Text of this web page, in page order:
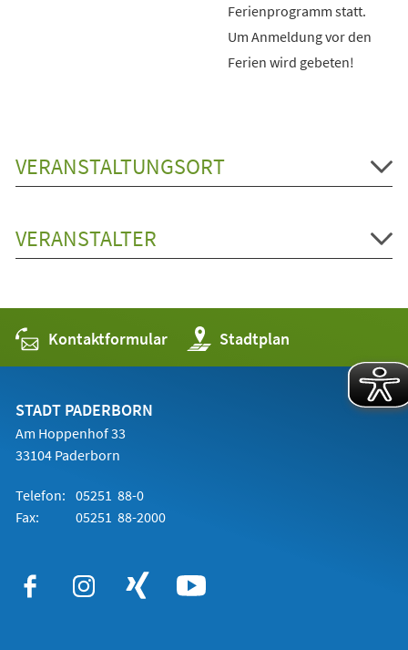
Ferienprogramm statt.
Um Anmeldung vor den
Ferien wird gebeten!
VERANSTALTUNGSORT
VERANSTALTER
Kontaktformular Stadtplan
(Öffnet
in
einem
STADT PADERBORN
Am Hoppenhof 33
33104 Paderborn
Telefon: 05251 88-0
Fax:
05251 88-2000